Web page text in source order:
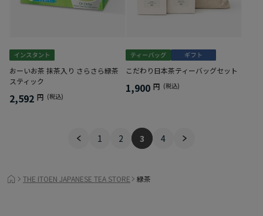
おーいお茶 抹茶入り さらさら緑茶
スティック
2,592 円 (税込)
こだわり日本茶ティーバッグセット
1,900 円 (税込)
1 2 3 4
THE ITOEN JAPANESE TEA STORE 緑茶